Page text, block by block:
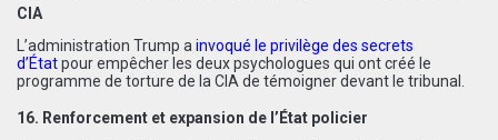
CIA
L’administration Trump ainvoqué le privilège des secrets
d’Étatpour empêcher les deux psychologues qui ont créé le
programme de torture de la CIA de témoigner devant le tribunal.
16. Renforcement et expansion de l’État policier